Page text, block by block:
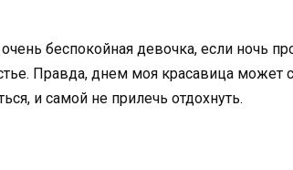
беспокойная девочка, если ночь
Правда, днем моя красавица может
и самой не прилечь отдохнуть.